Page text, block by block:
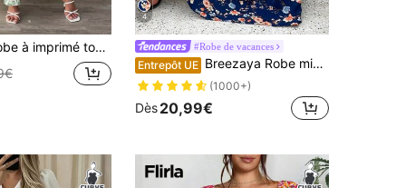
sur-tout grande taille, décontractée, pour vacances
4
#Robe de vacances
Entrepôt UE Breezaya Robe midi de vacances à encolure en V fleurie avec volants, style pour femmes grande taille
(1000+)
Dès20,99€